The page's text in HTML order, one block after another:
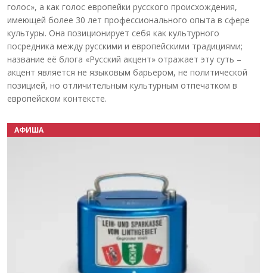
голос», а как голос европейки русского происхождения,
имеющей более 30 лет профессионального опыта в сфере
культуры. Она позиционирует себя как культурного
посредника между русскими и европейскими традициями;
название её блога «Русский акцент» отражает эту суть –
акцент является не языковым барьером, не политической
позицией, но отличительным культурным отпечатком в
европейском контексте.
АФИША